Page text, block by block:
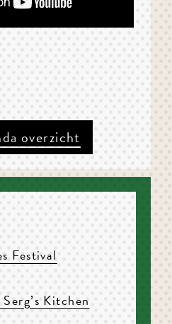
overzicht
Festival
Kitchen